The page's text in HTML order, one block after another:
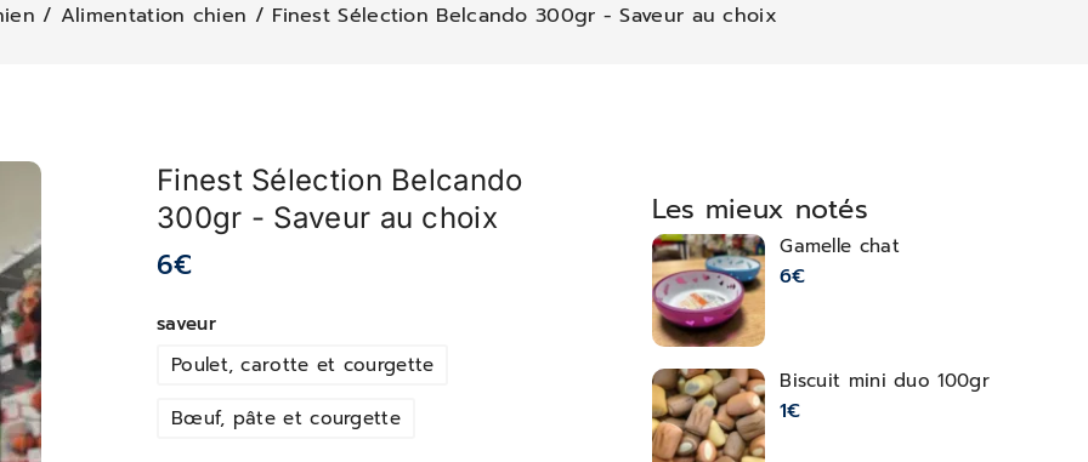
/ Alimentation chien / Finest Sélection Belcando 300gr - Saveur au choix
Les mieux notés
Gamelle chat
6€
Biscuit mini duo 100gr
1€
Finest Sélection Belcando
300gr - Saveur au choix
6€
saveur
Poulet, carotte et courgette
Bœuf, pâte et courgette